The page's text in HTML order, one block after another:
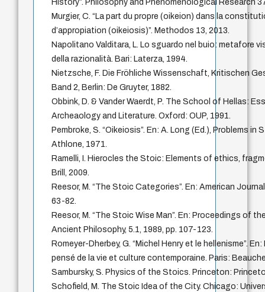
History”. Philosophy and Phenomenological Research
Murgier, C. “La part du propre (oikeion) dans la
d’appropiation (oikeiosis)”. Methodos 13, 2013.
Napolitano Valditara, L. Lo sguardo nel buio: metafore
della razionalità. Bari: Laterza, 1994.
Nietzsche, F. Die Fröhliche Wissenschaft, Kritischen
Band 2, Berlin: De Gruyter, 1882.
Obbink, D. & Vander Waerdt, P. The School of Hellas:
Archeaology and Literature. Oxford: OUP, 1991.
Pembroke, S. “Oikeiosis”. En: A. Long (Ed.), Problems
Athlone, 1971.
Ramelli, I. Hierocles the Stoic: Elements of ethics,
Brill, 2009.
Reesor, M. “The Stoic Categories”. En: American
63-82.
Reesor, M. “The Stoic Wise Man”. En: Proceedings of
Ancient Philosophy, 5.1, 1989, pp. 107-123.
Romeyer-Dherbey, G. “Michel Henry et le hellenisme”.
pensé de la vie et culture contemporaine. Paris:
Sambursky, S. Physics of the Stoics. Princeton:
Schofield, M. The Stoic Idea of the City. Chicago: